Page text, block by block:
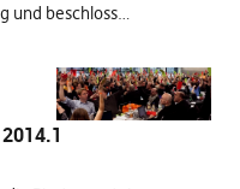
und beschloss…